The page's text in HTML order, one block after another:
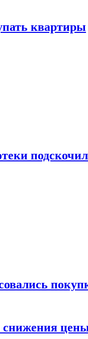
квартиры